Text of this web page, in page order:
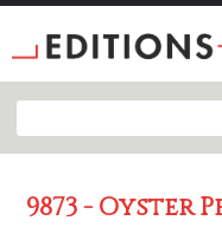
9873 - Oyster